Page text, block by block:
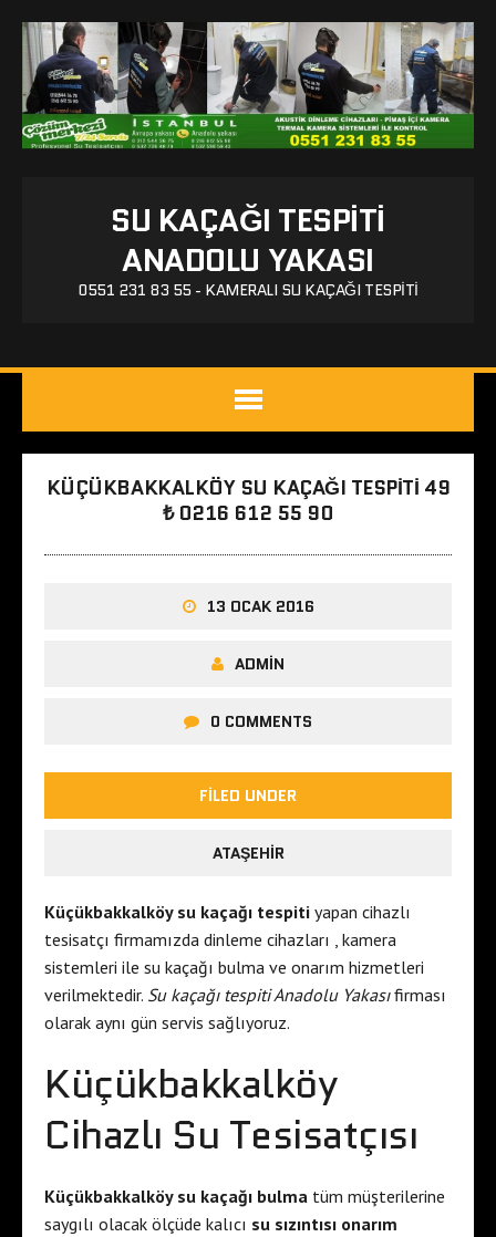
SU KAÇAĞI TESPITI
ANADOLU YAKASI
0551 231 83 55 - KAMERALI SU KAÇAĞI TESPITI
KÜÇÜKBAKKALKÖY SU KAÇAĞI TESPITI 49
₺ 0216 612 55 90
13 OCAK 2016
ADMIN
0 COMMENTS
FILED UNDER
ATAŞEHIR
Küçükbakkalköy su kaçağı tespiti yapan cihazlı
tesisatçı firmamızda dinleme cihazları , kamera
sistemleri ile su kaçağı bulma ve onarım hizmetleri
verilmektedir. Su kaçağı tespiti Anadolu Yakasıfirması
olarak aynı gün servis sağlıyoruz.
Küçükbakkalköy
Cihazlı Su Tesisatçısı
Küçükbakkalköy su kaçağı bulma tüm müşterilerine
saygılı olacak ölçüde kalıcı su sızıntısı onarım